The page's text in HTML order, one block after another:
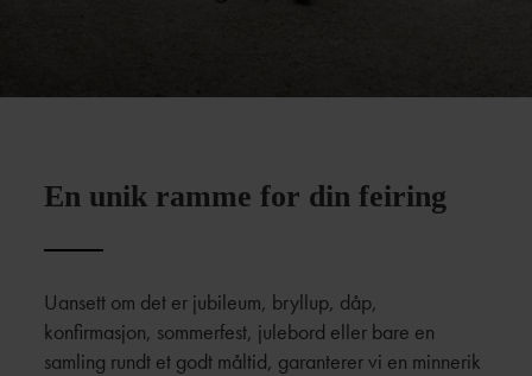
En unik ramme for din feiring
Uansett om det er jubileum, bryllup, dåp,
konfirmasjon, sommerfest, julebord eller bare en
samling rundt et godt måltid, garanterer vi en minnerik